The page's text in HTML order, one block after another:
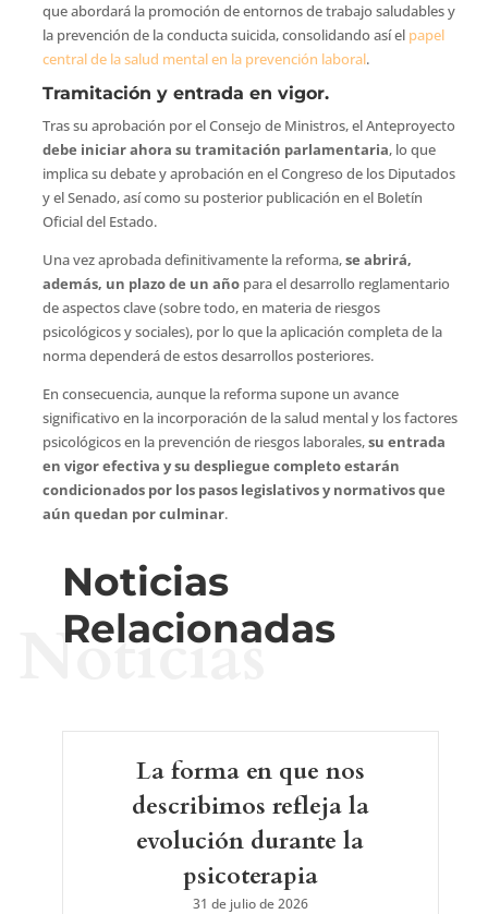
que abordará la promoción de entornos de trabajo saludables y
la prevención de la conducta suicida, consolidando así el papel
central de la salud mental en la prevención laboral.
Tramitación y entrada en vigor.
Tras su aprobación por el Consejo de Ministros, el Anteproyecto
debe iniciar ahora su tramitación parlamentaria, lo que
implica su debate y aprobación en el Congreso de los Diputados
y el Senado, así como su posterior publicación en el Boletín
Oficial del Estado.
Una vez aprobada definitivamente la reforma,se abrirá,
además, un plazo de un año para el desarrollo reglamentario
de aspectos clave (sobre todo, en materia de riesgos
psicológicos y sociales), por lo que la aplicación completa de la
norma dependerá de estos desarrollos posteriores.
En consecuencia, aunque la reforma supone un avance
significativo en la incorporación de la salud mental y los factores
psicológicos en la prevención de riesgos laborales,su entrada
en vigor efectiva y su despliegue completo estarán
condicionados por los pasos legislativos y normativos que
aún quedan por culminar.
Noticias
Relacionadas
Noticias
La forma en que nos
describimos refleja la
evolución durante la
psicoterapia
31 de julio de 2026